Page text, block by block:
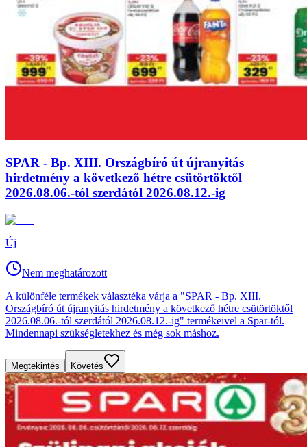
SPAR - Bp. XIII. Országbíró út újranyitás
hirdetmény a következő hétre csütörtöktől
2026.08.06.-tól szerdától 2026.08.12.-ig
Új
Nem meghatározott
A különféle termékek választéka várja a "SPAR - Bp. XIII.
Országbíró út újranyitás hirdetmény a következő hétre csütörtöktől
2026.08.06.-tól szerdától 2026.08.12.-ig" termékeivel a Spar-tól.
Mindennapi szükségletekhez és még sok máshoz.
Megtekintés Követés